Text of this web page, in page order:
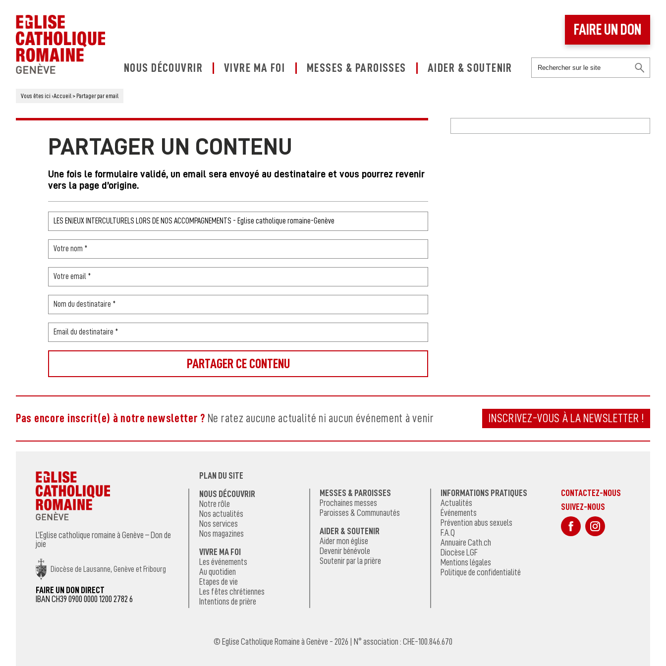
NOUS DÉCOUVRIR VIVRE MA FOI MESSES & PAROISSES AIDER & SOUTENIR
FAIRE UN DON
Vous êtes ici ›Accueil > Partager par email
PARTAGER UN CONTENU
Une fois le formulaire validé, un email sera envoyé au destinataire et vous pourrez revenir
vers la page d’origine.
Pas encore inscrit(e) à notre newsletter ? Ne ratez aucune actualité ni aucun événement à venir INSCRIVEZ-VOUS À LA NEWSLETTER !
L’Eglise catholique romaine à Genève – Don de
joie
Diocèse de Lausanne, Genève et Fribourg
FAIRE UN DON DIRECT
IBAN CH39 0900 0000 1200 2782 6
PLAN DU SITE
NOUS DÉCOUVRIR
Notre rôle
Nos actualités
Nos services
Nos magazines
VIVRE MA FOI
Les événements
Au quotidien
Etapes de vie
Les fêtes chrétiennes
Intentions de prière
MESSES & PAROISSES
Prochaines messes
Paroisses & Communautés
AIDER & SOUTENIR
Aider mon église
Devenir bénévole
Soutenir par la prière
INFORMATIONS PRATIQUES
Actualités
Événements
Prévention abus sexuels
F.A.Q
Annuaire Cath.ch
Diocèse LGF
Mentions légales
Politique de confidentialité
CONTACTEZ-NOUS
SUIVEZ-NOUS
sur Facebook
© Eglise Catholique Romaine à Genève - 2026 | N° association : CHE-100.846.670